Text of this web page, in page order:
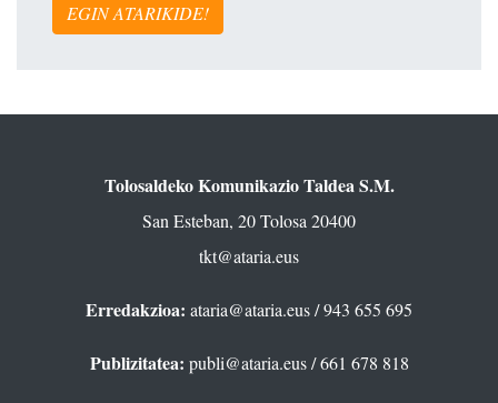
EGIN ATARIKIDE!
Tolosaldeko Komunikazio Taldea S.M.
San Esteban, 20 Tolosa 20400
tkt@ataria.eus
Erredakzioa: ataria@ataria.eus/ 943 655 695
Publizitatea: publi@ataria.eus/ 661 678 818